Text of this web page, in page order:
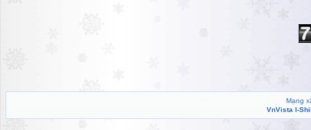
Mạng
VnVista I-